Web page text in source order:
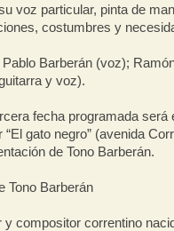
voz particular, pinta de
costumbres y
Barberán (voz);
y voz).
fecha programada
“El gato negro” (avenida
de Tono Barberán.
Tono Barberán
y compositor correntino